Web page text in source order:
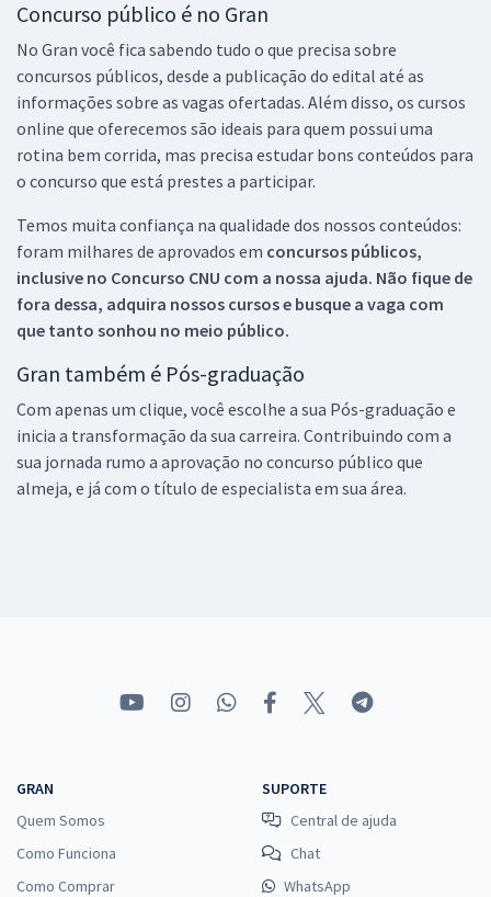
Concurso público é no Gran
No Gran você fica sabendo tudo o que precisa sobre
concursos públicos, desde a publicação do edital até as
informações sobre as vagas ofertadas. Além disso, os cursos
online que oferecemos são ideais para quem possui uma
rotina bem corrida, mas precisa estudar bons conteúdos para
o concurso que está prestes a participar.
Temos muita confiança na qualidade dos nossos conteúdos:
foram milhares de aprovados em concursos públicos,
inclusive no Concurso CNU com a nossa ajuda. Não fique de
fora dessa, adquira nossos cursos e busque a vaga com
que tanto sonhou no meio público.
Gran também é Pós-graduação
Com apenas um clique, você escolhe a sua Pós-graduação e
inicia a transformação da sua carreira. Contribuindo com a
sua jornada rumo a aprovação no concurso público que
almeja, e já com o título de especialista em sua área.
GRAN
Quem Somos
Como Funciona
Como Comprar
SUPORTE
Central de ajuda
Chat
WhatsApp